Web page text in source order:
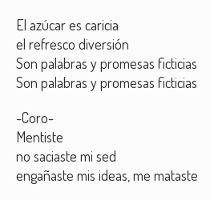
El azúcar es caricia
el refresco diversión
Son palabras y promesas ficticias
Son palabras y promesas ficticias
-Coro-
Mentiste
no saciaste mi sed
engañaste mis ideas, me mataste